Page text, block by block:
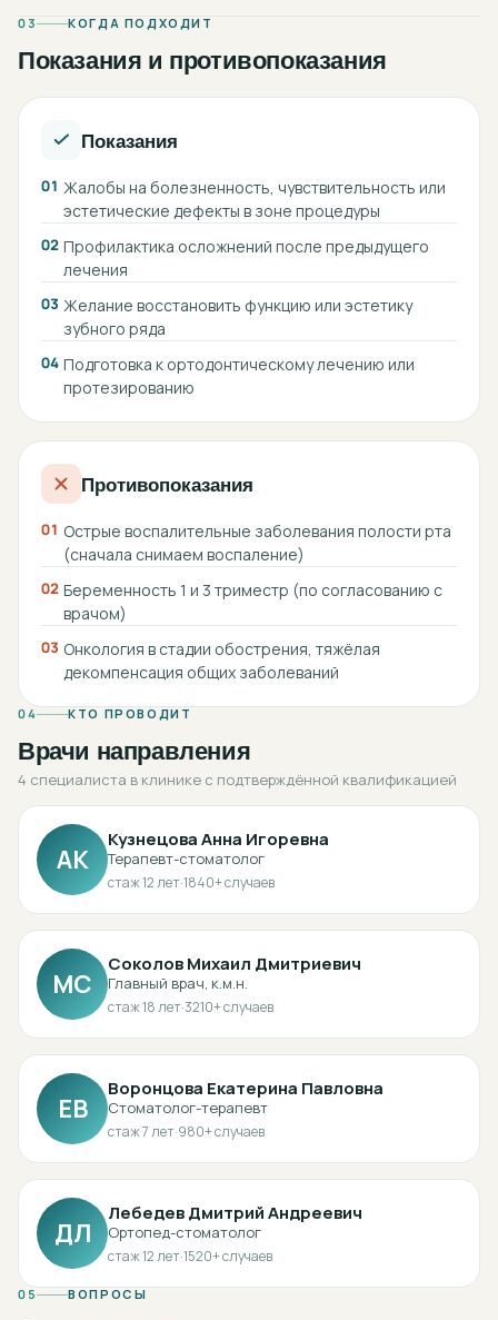
03 КОГДА ПОДХОДИТ
Показания и противопоказания
Показания
01 Жалобы на болезненность, чувствительность или
эстетические дефекты в зоне процедуры
02 Профилактика осложнений после предыдущего
лечения
03 Желание восстановить функцию или эстетику
зубного ряда
04 Подготовка к ортодонтическому лечению или
протезированию
Противопоказания
01 Острые воспалительные заболевания полости рта
(сначала снимаем воспаление)
02 Беременность 1 и 3 триместр (по согласованию с
врачом)
03 Онкология в стадии обострения, тяжёлая
декомпенсация общих заболеваний
04 КТО ПРОВОДИТ
Врачи направления
4 специалиста в клинике с подтверждённой квалификацией
АК
Кузнецова Анна Игоревна
Терапевт-стоматолог
стаж12лет·1840+ случаев
МС
Соколов Михаил Дмитриевич
Главный врач, к.м.н.
стаж18лет·3210+ случаев
ЕВ
Воронцова Екатерина Павловна
Стоматолог-терапевт
стаж7лет·980+ случаев
ДЛ
Лебедев Дмитрий Андреевич
Ортопед-стоматолог
стаж12лет·1520+ случаев
05 ВОПРОСЫ